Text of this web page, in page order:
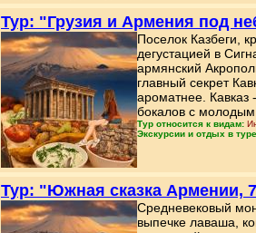
Тур: "Грузия и Армения под
Поселок Казбеги,
дегустацией в
армянский
главный секрет
ароматнее. Кавказ
бокалов с молодым
Тур относится к видам:
Экскурсии и отдых в
Тур: "Южная сказка Армении,
Средневековый
выпечке лаваша,